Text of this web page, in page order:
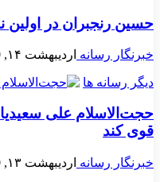
حسین رنجبران در اولین نشست خبری خود با خبرنگاران در
خبرنگار رسانه اردیبهشت ۱۴, ۱۴۰۵
دیگر رسانه ها
حجت‌الاسلام علی
قوی کند
خبرنگار رسانه اردیبهشت ۱۳, ۱۴۰۵